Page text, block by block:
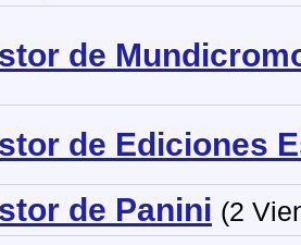
de
de Ediciones
de Panini (2